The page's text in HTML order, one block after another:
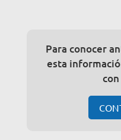
Para conocer
esta